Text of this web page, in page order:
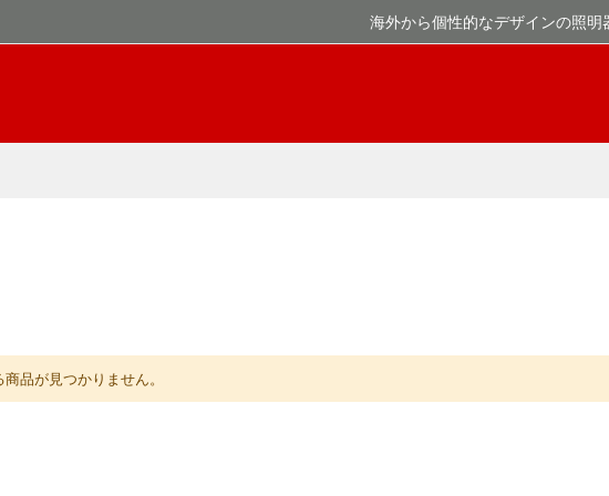
海外から個性的なデザインの照
品が見つかりません。